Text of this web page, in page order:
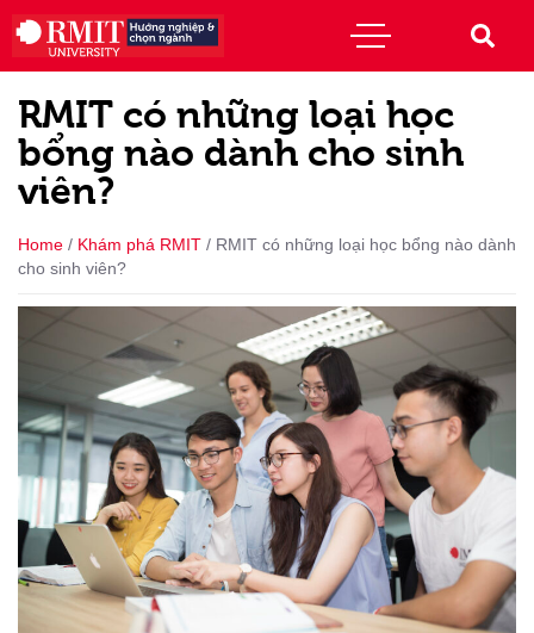
RMIT có những loại học
bổng nào dành cho sinh
viên?
Home / Khám phá RMIT / RMIT có những loại học bổng nào dành
cho sinh viên?